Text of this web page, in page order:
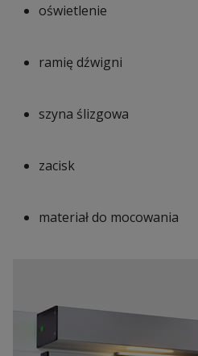
oświetlenie
ramię dźwigni
szyna ślizgowa
zacisk
materiał do mocowania